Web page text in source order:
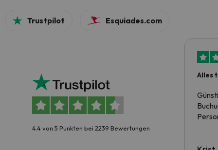
Trustpilot Esquiades.com
4.4 von 5 Punkten bei 2239 Bewertungen
Alles